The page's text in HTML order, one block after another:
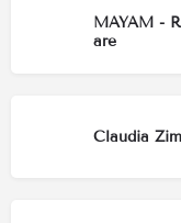
MAYAM -
are
Claudia